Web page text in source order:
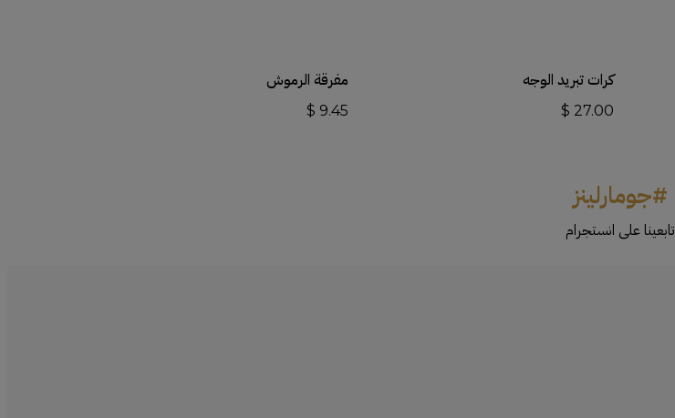
كرات تبريد الوجه
$ 27.00
مفرقة الرموش
$ 9.45
#جومارلينز
تابعينا على انستجرام